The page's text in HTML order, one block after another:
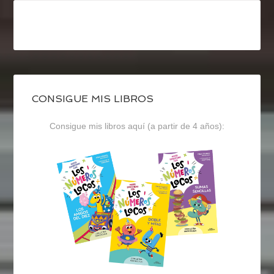
CONSIGUE MIS LIBROS
Consigue mis libros aquí (a partir de 4 años):